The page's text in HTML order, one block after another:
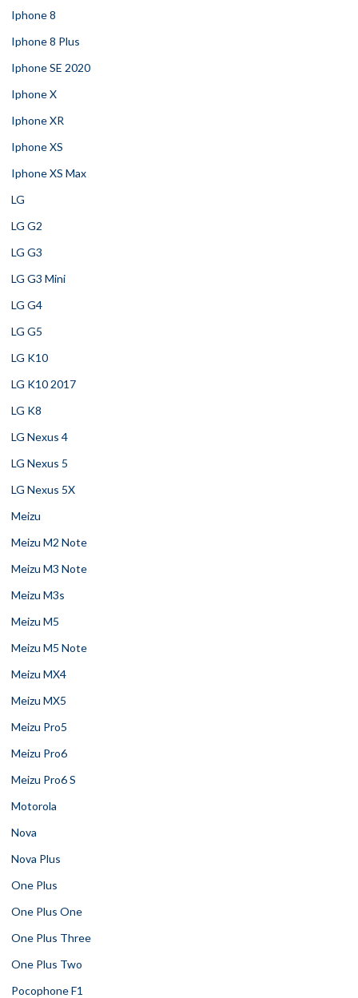
Iphone 8
Iphone 8 Plus
Iphone SE 2020
Iphone X
Iphone XR
Iphone XS
Iphone XS Max
LG
LG G2
LG G3
LG G3 Mini
LG G4
LG G5
LG K10
LG K10 2017
LG K8
LG Nexus 4
LG Nexus 5
LG Nexus 5X
Meizu
Meizu M2 Note
Meizu M3 Note
Meizu M3s
Meizu M5
Meizu M5 Note
Meizu MX4
Meizu MX5
Meizu Pro5
Meizu Pro6
Meizu Pro6 S
Motorola
Nova
Nova Plus
One Plus
One Plus One
One Plus Three
One Plus Two
Pocophone F1